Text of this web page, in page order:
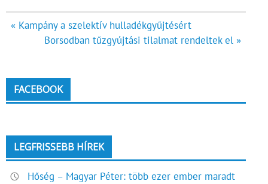
Bejegyzés
navigáció
« Kampány a szelektív hulladékgyűjtésért
Borsodban tűzgyújtási tilalmat rendeltek el »
FACEBOOK
LEGFRISSEBB HÍREK
Hőség – Magyar Péter: több ezer ember maradt